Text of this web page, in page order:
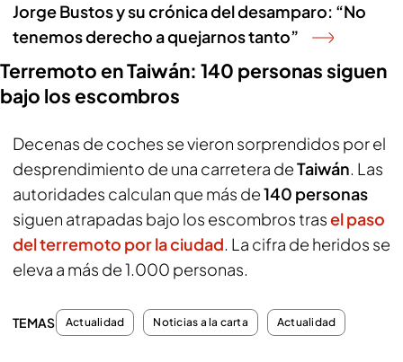
Jorge Bustos y su crónica del desamparo: “No
tenemos derecho a quejarnos tanto”
Terremoto en Taiwán: 140 personas siguen
bajo los escombros
Decenas de coches se vieron sorprendidos por el
desprendimiento de una carretera deTaiwán. Las
autoridades calculan que más de140 personas
siguen atrapadas bajo los escombros trasel paso
del terremoto por la ciudad. La cifra de heridos se
eleva a más de 1.000 personas.
TEMAS Actualidad Noticias a la carta Actualidad